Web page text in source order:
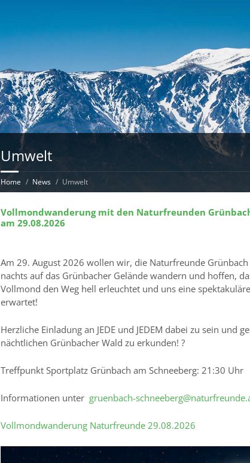
Umwelt
Home News Umwelt
Vollmondwanderung mit den Naturfreunden
am 29.08.2026
Am 29. August 2026 wollen wir, die Naturfreunde Grünbach
nachts auf das Grünbacher Gelände wandern und hoffen,
Vollmond den Weg hell erleuchtet und uns eine
erwartet!
Herzliche Einladung an JEDE und JEDEM dabei zu sein und
nächtlichen Grünbacher Wald zu erkunden! ?
Treffpunkt Sportplatz Grünbach am Schneeberg: 21:30 Uhr
Informationen unter gruenbach-
Vollmondwanderung Naturfreunde 29.08.2026